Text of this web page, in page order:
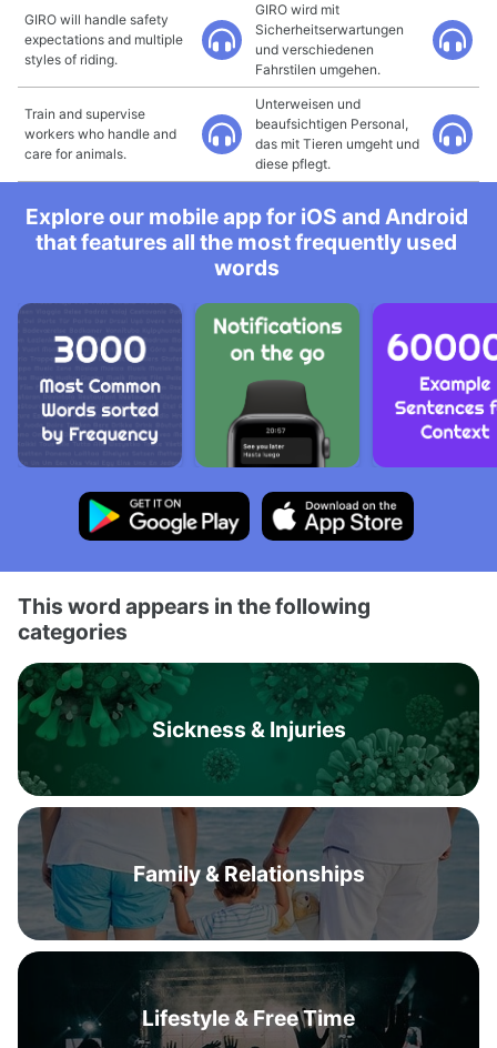
GIRO will handle safety
expectations and multiple
styles of riding.
GIRO wird mit
Sicherheitserwartungen
und verschiedenen
Fahrstilen umgehen.
Train and supervise
workers who handle and
care for animals.
Unterweisen und
beaufsichtigen Personal,
das mit Tieren umgeht und
diese pflegt.
Explore our mobile app for iOS and Android
that features all the most frequently used
words
This word appears in the following
categories
Sickness & Injuries
Family & Relationships
Lifestyle & Free Time